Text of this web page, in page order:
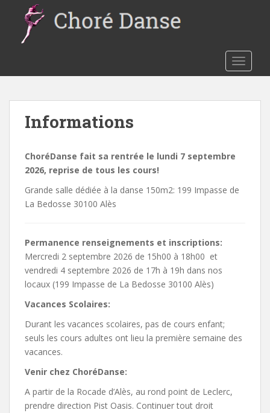
o
Informations
ChoréDanse fait sa rentrée le lundi 7 septembre
2026, reprise de tous les cours!
Grande salle dédiée à la danse 150m2: 199 Impasse de
La Bedosse 30100 Alès
Permanence renseignements et inscriptions:
Mercredi 2 septembre 2026 de 15h00 à 18h00 et
vendredi 4 septembre 2026 de 17h à 19h dans nos
locaux (199 Impasse de La Bedosse 30100 Alès)
Vacances Scolaires:
Durant les vacances scolaires, pas de cours enfant;
seuls les cours adultes ont lieu la première semaine des
vacances.
Venir chez ChoréDanse:
A partir de la Rocade d’Alès, au rond point de Leclerc,
prendre direction Pist Oasis. Continuer tout droit